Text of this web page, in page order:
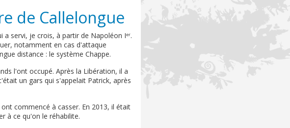
de Callelongue
servi, je crois, à partir de Napoléon Iᵉʳ.
notamment en cas d'attaque
distance : le système Chappe.
l'ont occupé. Après la Libération, il a
un gars qui s'appelait Patrick, après
commencé à casser. En 2013, il était
à ce qu'on le réhabilite.